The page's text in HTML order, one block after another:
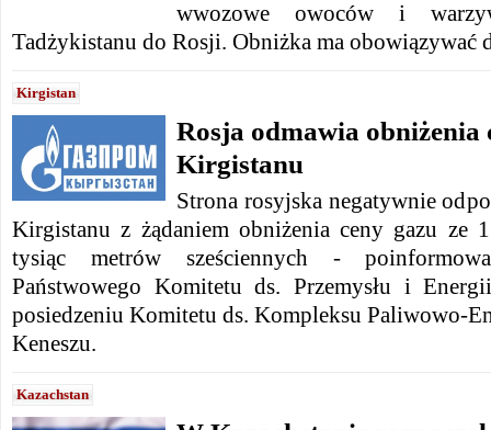
wwozowe owoców i
Tadżykistanu do Rosji. Obniżka ma obowiązywać
Kirgistan
Rosja odmawia obniżenia
Kirgistanu
Strona rosyjska negatywnie
Kirgistanu z żądaniem obniżenia ceny gazu ze
tysiąc metrów sześciennych -
Państwowego Komitetu ds. Przemysłu i
posiedzeniu Komitetu ds. Kompleksu Paliwowo-
Keneszu.
Kazachstan